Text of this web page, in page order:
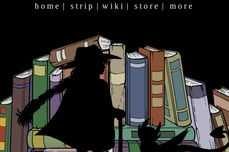
h o m e | s t r i p | w i k i | s t o r e | m o r e